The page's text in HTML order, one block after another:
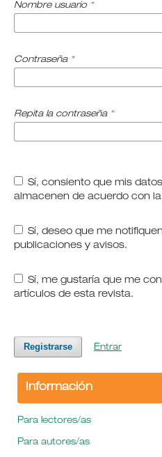
Nombre usuario *
Contraseña *
Repita la contraseña *
Sí, consiento que mis datos se recopilen y se
almacenen de acuerdo con la
Sí, deseo que me notifiquen acerca de nuevas
publicaciones y avisos.
Sí, me gustaría que me contactaran para revisar
artículos de esta revista.
Registrarse Entrar
Información
Para lectores/as
Para autores/as